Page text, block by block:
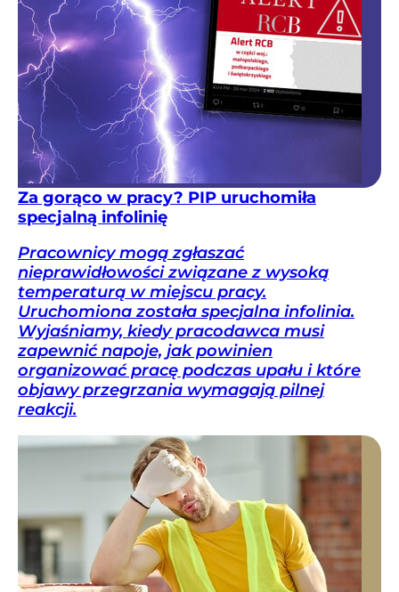
Za gorąco w pracy? PIP uruchomiła
specjalną infolinię
Pracownicy mogą zgłaszać
nieprawidłowości związane z wysoką
temperaturą w miejscu pracy.
Uruchomiona została specjalna infolinia.
Wyjaśniamy, kiedy pracodawca musi
zapewnić napoje, jak powinien
organizować pracę podczas upału i które
objawy przegrzania wymagają pilnej
reakcji.